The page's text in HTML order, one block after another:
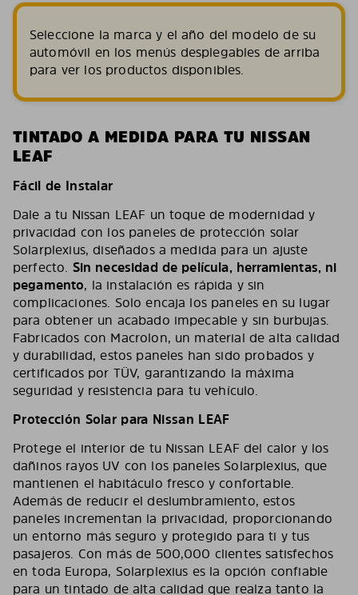
Seleccione la marca y el año del modelo de su
automóvil en los menús desplegables de arriba
para ver los productos disponibles.
TINTADO A MEDIDA PARA TU NISSAN
LEAF
Fácil de Instalar
Dale a tu Nissan LEAF un toque de modernidad y
privacidad con los paneles de protección solar
Solarplexius, diseñados a medida para un ajuste
perfecto. Sin necesidad de película, herramientas, ni
pegamento, la instalación es rápida y sin
complicaciones. Solo encaja los paneles en su lugar
para obtener un acabado impecable y sin burbujas.
Fabricados con Macrolon, un material de alta calidad
y durabilidad, estos paneles han sido probados y
certificados por TÜV, garantizando la máxima
seguridad y resistencia para tu vehículo.
Protección Solar para Nissan LEAF
Protege el interior de tu Nissan LEAF del calor y los
dañinos rayos UV con los paneles Solarplexius, que
mantienen el habitáculo fresco y confortable.
Además de reducir el deslumbramiento, estos
paneles incrementan la privacidad, proporcionando
un entorno más seguro y protegido para ti y tus
pasajeros. Con más de 500,000 clientes satisfechos
en toda Europa, Solarplexius es la opción confiable
para un tintado de alta calidad que realza tanto la